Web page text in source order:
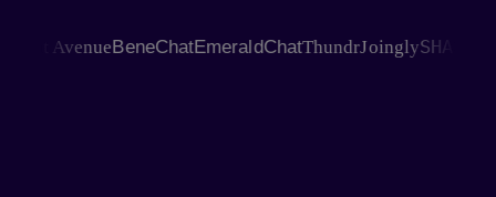
AvenueBeneChatEmeraldChatThundrJoinglySHAGLE